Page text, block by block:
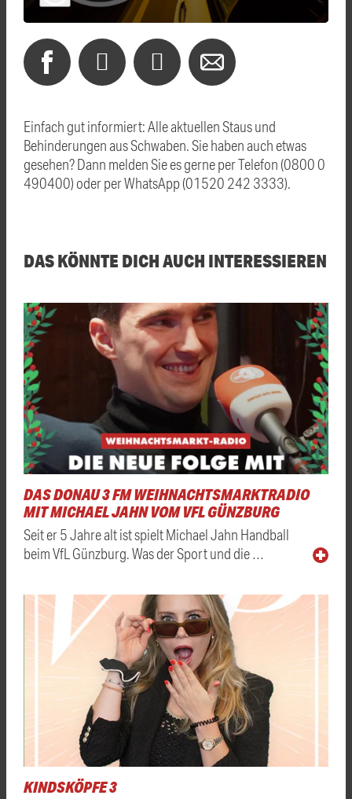
Einfach gut informiert: Alle aktuellen Staus und
Behinderungen aus Schwaben. Sie haben auch etwas
gesehen? Dann melden Sie es gerne per Telefon (0800 0
490400) oder per WhatsApp (01520 242 3333).
DAS KÖNNTE DICH AUCH INTERESSIEREN
DAS DONAU 3 FM WEIHNACHTSMARKTRADIO
MIT MICHAEL JAHN VOM VFL GÜNZBURG
Seit er 5 Jahre alt ist spielt Michael Jahn Handball
beim VfL Günzburg. Was der Sport und die …
KINDSKÖPFE 3